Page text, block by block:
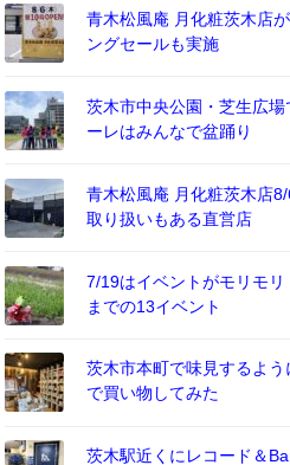
青木松風庵 月化粧茨木店
ングセールも実施
茨木市中央公園・芝生広
ーレはみんなで盆踊り
青木松風庵 月化粧茨木店
取り扱いもある直営店
7/19はイベントがモリモ
までの13イベント
茨木市本町で味見するよう
で買い物してみた
茨木駅近くにレコード＆